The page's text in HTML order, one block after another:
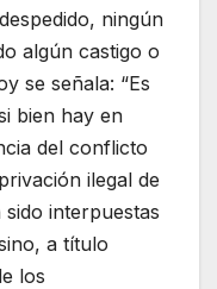
ningún
algún castigo o
se señala: “Es
bien hay en
del conflicto
ilegal de
interpuestas
a título
los